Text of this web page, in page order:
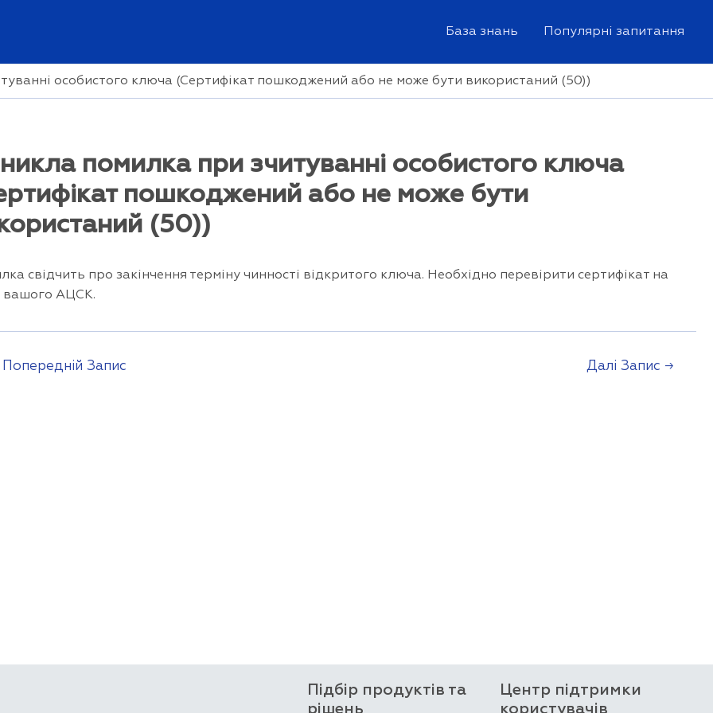
База знань Популярні запитання
особистого ключа (Сертифікат пошкоджений або не може бути використаний (50))
помилка при зчитуванні особистого ключа
пошкоджений або не може бути
(50))
свідчить про закінчення терміну чинності відкритого ключа. Необхідно перевірити сертифікат на
вашого АЦСК.
Попередній Запис Далі Запис →
Підбір продуктів та
рішень
Центр підтримки
користувачів